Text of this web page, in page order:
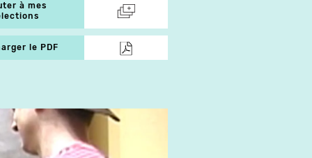
à mes
le PDF